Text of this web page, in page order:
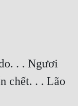
. . Ngươi
chết. . . Lão